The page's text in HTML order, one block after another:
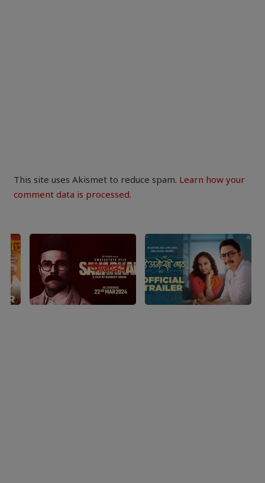
This site uses Akismet to reduce spam. Learn how your
comment data is processed.